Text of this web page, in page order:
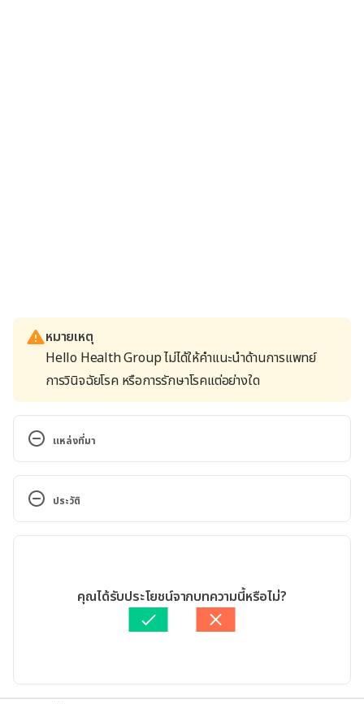
หมายเหตุ
Hello Health Group ไม่ได้ให้คำแนะนำด้านการแพทย์
การวินิจฉัยโรค หรือการรักษาโรคแต่อย่างใด
แหล่งที่มา
Everything You Need to Know About Keloid Scars.
https://www.healthline.com/health/keloids.
Accessed January 23, 2019
How do you get rid of keloids?.
ประวัติ
เขียนโดย สิฏฐิณิศา รัชตวโรทัย
ตรวจสอบความถูกต้องของข้อมูลโดยเนตรนภา ปะวะคัง
เนตรนภา ปะวะคัง
คุณได้รับประโยชน์จากบทความนี้หรือไม่?